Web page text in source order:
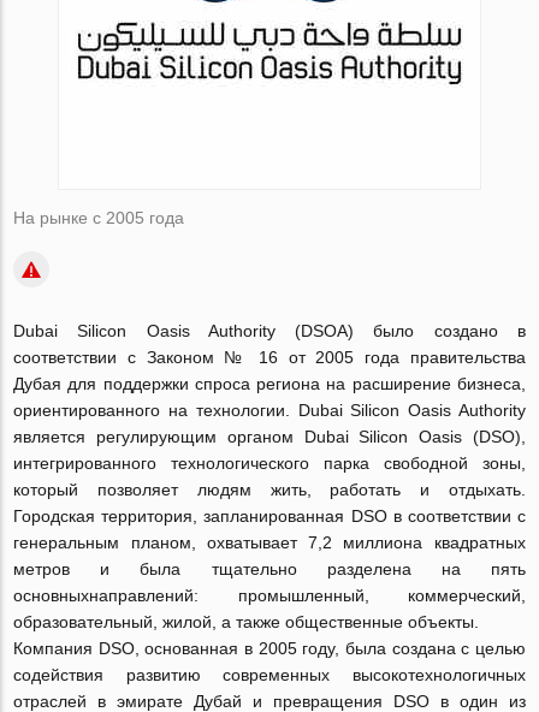
На рынке с 2005 года
Dubai Silicon Oasis Authority (DSOA) было создано в
соответствии с Законом № 16 от 2005 года правительства
Дубая для поддержки спроса региона на расширение бизнеса,
ориентированного на технологии. Dubai Silicon Oasis Authority
является регулирующим органом Dubai Silicon Oasis (DSO),
интегрированного технологического парка свободной зоны,
который позволяет людям жить, работать и отдыхать.
Городская территория, запланированная DSO в соответствии с
генеральным планом, охватывает 7,2 миллиона квадратных
метров и была тщательно разделена на пять
основныхнаправлений: промышленный, коммерческий,
образовательный, жилой, а также общественные объекты.
Компания DSO, основанная в 2005 году, была создана с целью
содействия развитию современных высокотехнологичных
отраслей в эмирате Дубай и превращения DSO в один из